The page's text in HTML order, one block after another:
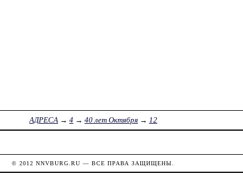
АДРЕСА→ 4→ 40 лет Октября→ 12
© 2012NNVBURG.RU — ВСЕ ПРАВА ЗАЩИЩЕНЫ.